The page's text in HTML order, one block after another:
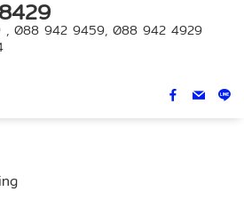
, 088 942 9459, 088 942 4929